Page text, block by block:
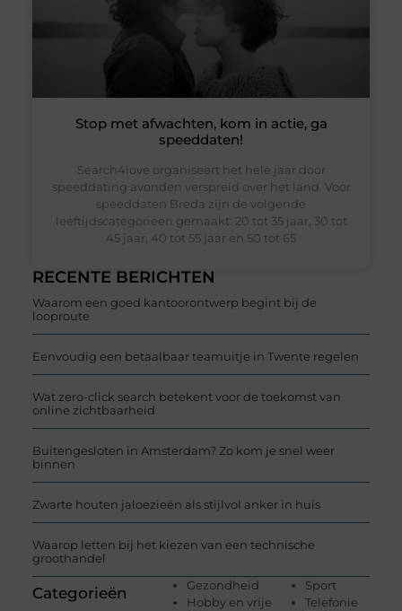
RECENTE BERICHTEN
Waarom een goed kantoorontwerp begint bij de
looproute
Eenvoudig een betaalbaar teamuitje in Twente regelen
Wat zero-click search betekent voor de toekomst van
online zichtbaarheid
Buitengesloten in Amsterdam? Zo kom je snel weer
binnen
Zwarte houten jaloezieën als stijlvol anker in huis
Waarop letten bij het kiezen van een technische
groothandel
Categorieën
Gezondheid
Hobby en vrije
Sport
Telefonie
Stop met afwachten, kom in actie, ga
speeddaten!
Search4love organiseert het hele jaar door
speeddating avonden verspreid over het land. Voor
speeddaten Breda zijn de volgende
leeftijdscategorieën gemaakt: 20 tot 35 jaar, 30 tot
45 jaar, 40 tot 55 jaar en 50 tot 65